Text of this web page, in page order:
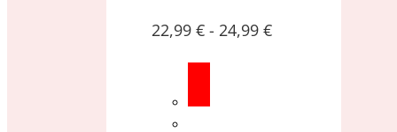
22,99 € - 24,99 €